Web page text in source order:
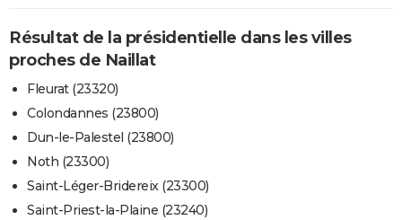
Résultat de la présidentielle dans les villes
proches de Naillat
Fleurat (23320)
Colondannes (23800)
Dun-le-Palestel (23800)
Noth (23300)
Saint-Léger-Bridereix (23300)
Saint-Priest-la-Plaine (23240)